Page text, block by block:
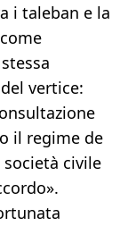
i taleban e la
vertice:
il regime de
civile